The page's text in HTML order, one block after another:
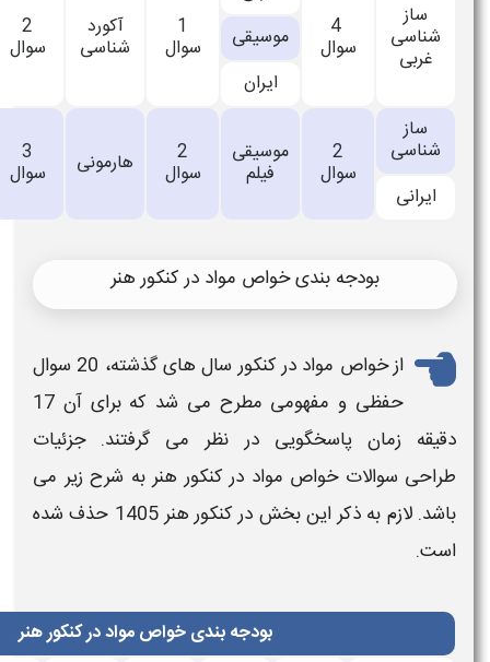
سوال
آکورد
شناسی
2
سوال
2
سوال هارمونی 3
سوال
در کنکور هنر
کنکور سال های گذشته،20سوال
حفظی و مفهومی مطرح می شد که برای آن 17
در نظر می گرفتند. جزئیات
درکنکور هنربه شرح زیر می
درکنکور هنر 1405 حذف شده
بودجه بندی خواص مواد در کنکور هنر